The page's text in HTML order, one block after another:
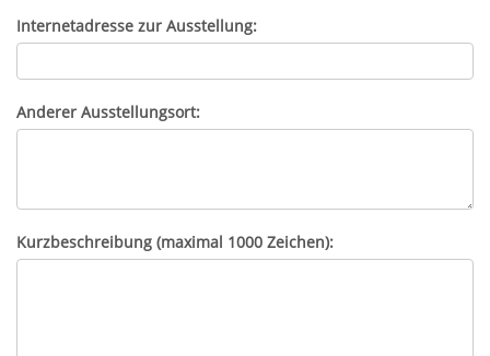
Internetadresse zur Ausstellung:
Anderer Ausstellungsort:
Kurzbeschreibung (maximal 1000 Zeichen):